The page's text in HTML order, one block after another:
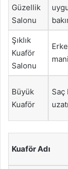
Güzellik
Salonu
Şıklık
Kuaför
Salonu
Büyük
Kuaför
Saç
Kuaför Adı